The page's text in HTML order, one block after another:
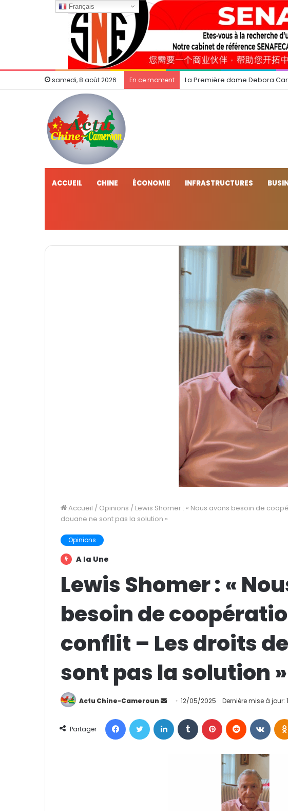
samedi, 8 août 2026 En ce moment La Première dame Debora
ACCUEIL CHINE ÉCONOMIE INFRASTRUCTURES
Accueil / Opinions / Lewis Shomer : « Nous avons besoin de
douane ne sont pas la solution »
Opinions
A la Une
Lewis Shomer : «
besoin de
conflit – Les droits
sont pas la solution »
Actu Chine-Cameroun
o
12/05/2025 Dernière mise à jour:
Partager
Français